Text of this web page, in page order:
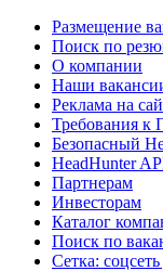
Размещение
Поиск по
О компании
Наши
Реклама на
Требования к
Безопасный
HeadHunter
Партнерам
Инвесторам
Каталог
Поиск по
Сетка: